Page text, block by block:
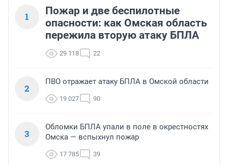
1
Пожар и две беспилотные
опасности: как Омская область
пережила вторую атаку БПЛА
29 118 22
2
ПВО отражает атаку БПЛА в Омской области
19 027 90
3
Обломки БПЛА упали в поле в окрестностях
Омска — вспыхнул пожар
17 785 39